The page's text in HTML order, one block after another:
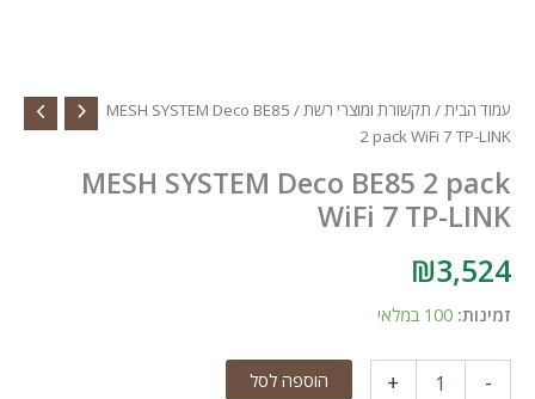
עמוד הבית/ תקשורת ומוצרי רשת
/ MESH SYSTEM Deco BE85
2 pack WiFi 7 TP-LINK
MESH SYSTEM Deco BE85 2 pack
WiFi 7 TP-LINK
₪3,524
זמינות: 100 במלאי
-
+ הוספה לסל